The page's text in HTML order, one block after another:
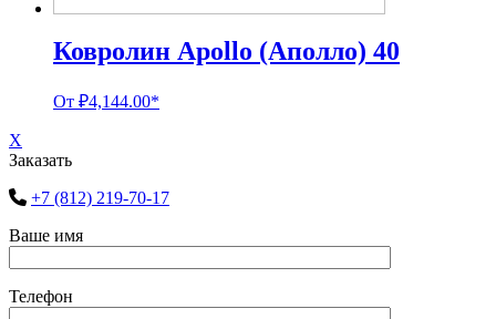
Ковролин Apollo (Аполло) 40
От ₽4,144.00*
X
Заказать
+7 (812) 219-70-17
Ваше имя
Телефон